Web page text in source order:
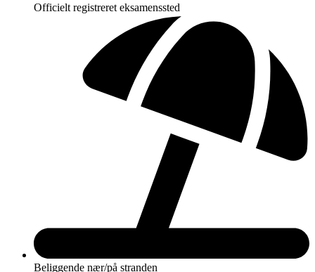
Officielt registreret eksamenssted
Beliggende nær/på stranden